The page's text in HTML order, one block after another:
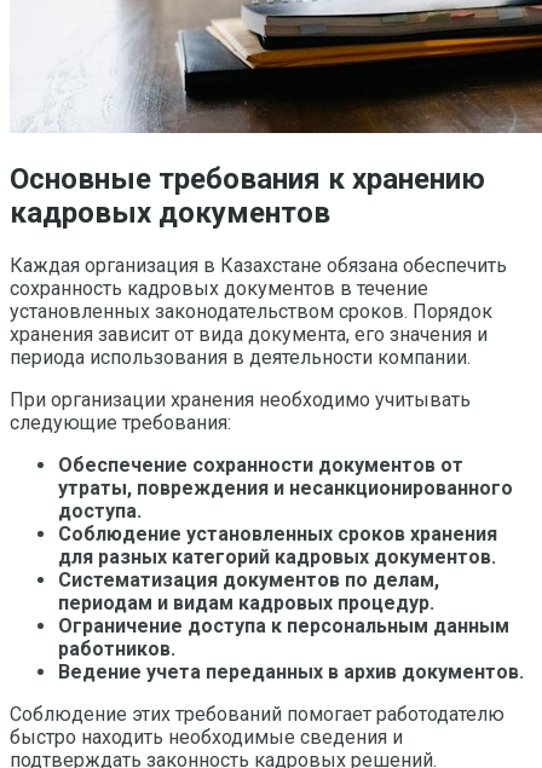
Основные требования к хранению
кадровых документов
Каждая организация в Казахстане обязана обеспечить
сохранность кадровых документов в течение
установленных законодательством сроков. Порядок
хранения зависит от вида документа, его значения и
периода использования в деятельности компании.
При организации хранения необходимо учитывать
следующие требования:
Обеспечение сохранности документов от
утраты, повреждения и несанкционированного
доступа.
Соблюдение установленных сроков хранения
для разных категорий кадровых документов.
Систематизация документов по делам,
периодам и видам кадровых процедур.
Ограничение доступа к персональным данным
работников.
Ведение учета переданных в архив документов.
Соблюдение этих требований помогает работодателю
быстро находить необходимые сведения и
подтверждать законность кадровых решений.